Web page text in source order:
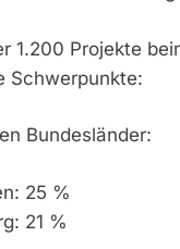
1.200 Projekte
Schwerpunkte:
Bundesländer:
25 %
21 %